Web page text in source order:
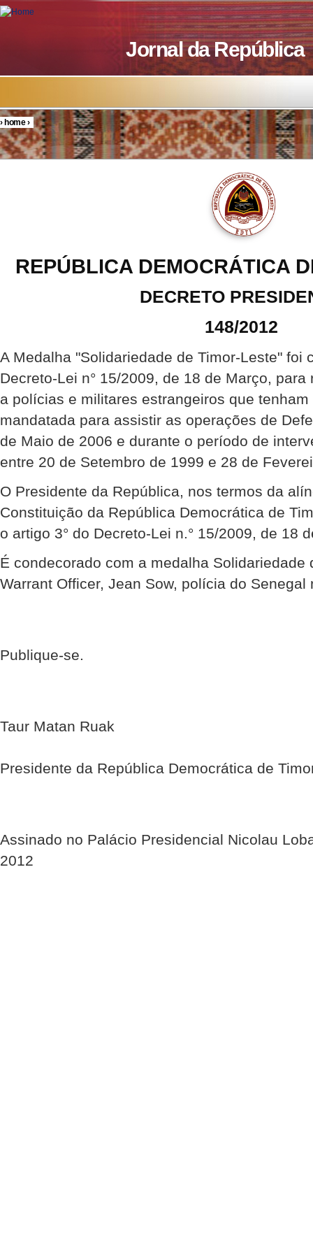
Skip to main content
Jornal da República
You are here
›home›
REPÚBLICA DEMOCRÁTICA
DECRETO
148/2012
A Medalha "Solidariedade de Timor-Leste" foi
Decreto-Lei n° 15/2009, de 18 de Março,
a polícias e militares estrangeiros que
mandatada para assistir as operações de
de Maio de 2006 e durante o período de
entre 20 de Setembro de 1999 e 28 de
O Presidente da República, nos termos da
Constituição da República Democrática de
o artigo 3° do Decreto-Lei n.° 15/2009, de 18
É condecorado com a medalha Solidariedade
Warrant Officer, Jean Sow, polícia do Senegal
Publique-se.
Taur Matan Ruak
Presidente da República Democrática de
Assinado no Palácio Presidencial Nicolau
2012